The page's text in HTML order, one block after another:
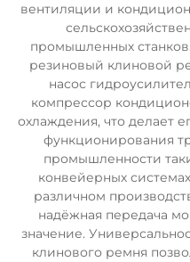
вентиляции и
промышленных
резиновый клиновой
насос
компрессор
охлаждения, что делает
функционирования
промышленности
конвейерных
различном
надёжная передача
значение.
клинового ремня